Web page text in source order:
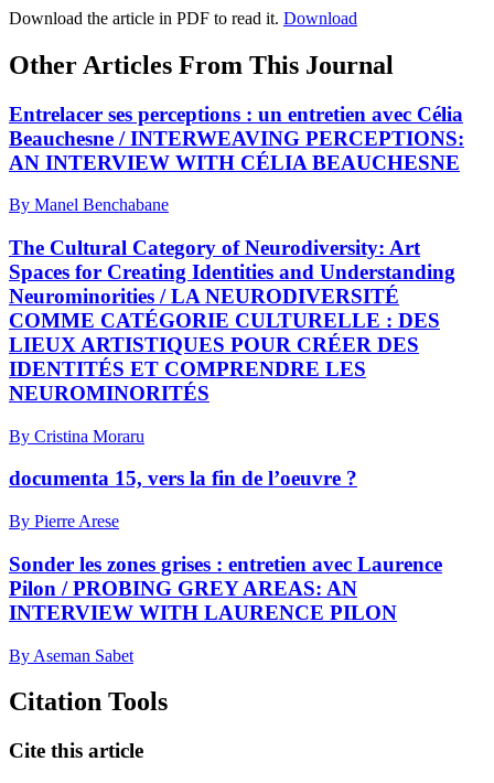
Download the article in PDF to read it. Download
Other Articles From This Journal
Entrelacer ses perceptions : un entretien avec Célia
Beauchesne / INTERWEAVING PERCEPTIONS:
AN INTERVIEW WITH CÉLIA BEAUCHESNE
By Manel Benchabane
The Cultural Category of Neurodiversity: Art
Spaces for Creating Identities and Understanding
Neurominorities / LA NEURODIVERSITÉ
COMME CATÉGORIE CULTURELLE : DES
LIEUX ARTISTIQUES POUR CRÉER DES
IDENTITÉS ET COMPRENDRE LES
NEUROMINORITÉS
By Cristina Moraru
documenta 15, vers la fin de l’oeuvre ?
By Pierre Arese
Sonder les zones grises : entretien avec Laurence
Pilon / PROBING GREY AREAS: AN
INTERVIEW WITH LAURENCE PILON
By Aseman Sabet
Citation Tools
Cite this article